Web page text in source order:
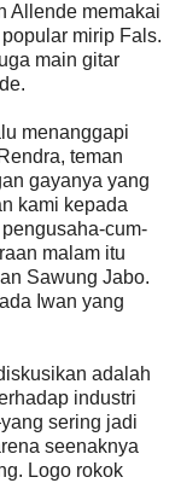
Allende memakai
mirip Fals.
main gitar
menanggapi
teman
gayanya yang
kami kepada
cum-
malam itu
Sawung Jabo.
Iwan yang
adalah
industri
sering jadi
seenaknya
Logo rokok